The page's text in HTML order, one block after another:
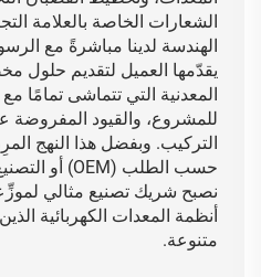
الشعارات الخاصة بالعلامة
الهندسة لدينا مباشرةً مع
يقدّمها العميل لتقديم حلول
المعدنية التي تتماشى تمامًا مع
للمشروع، والقيود
التركيب. وبفضل هذا النهج
نصبح شريك تصنيع مثالي
أنظمة المعدات الكهربائية
متنوعة.